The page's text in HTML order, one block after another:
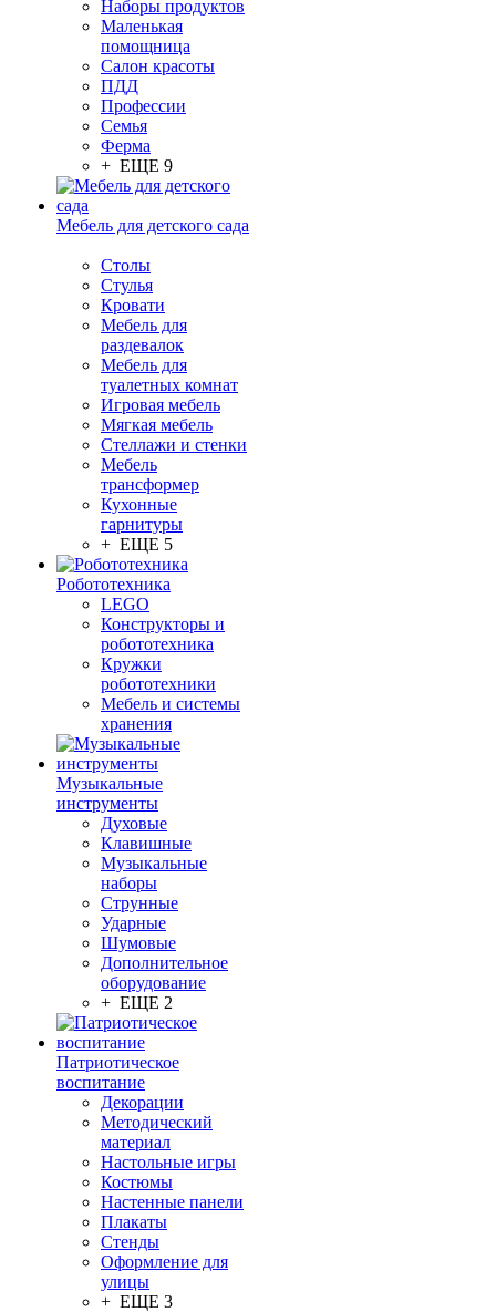
Наборы продуктов
Маленькая
помощница
Салон красоты
ПДД
Профессии
Семья
Ферма
+ ЕЩЕ 9
Мебель для детского сада
Столы
Cтулья
Кровати
Мебель для
раздевалок
Мебель для
туалетных комнат
Игровая мебель
Мягкая мебель
Стеллажи и стенки
Мебель
трансформер
Кухонные
гарнитуры
+ ЕЩЕ 5
Робототехника
LEGO
Конструкторы и
робототехника
Кружки
робототехники
Мебель и системы
хранения
Музыкальные
инструменты
Духовые
Клавишные
Музыкальные
наборы
Струнные
Ударные
Шумовые
Дополнительное
оборудование
+ ЕЩЕ 2
Патриотическое
воспитание
Декорации
Методический
материал
Настольные игры
Костюмы
Настенные панели
Плакаты
Стенды
Оформление для
улицы
+ ЕЩЕ 3